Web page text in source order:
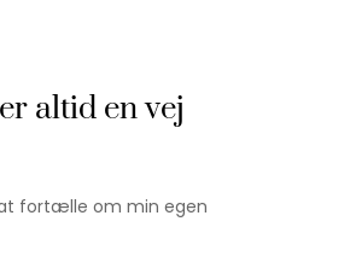
altid en vej
fortælle om min egen